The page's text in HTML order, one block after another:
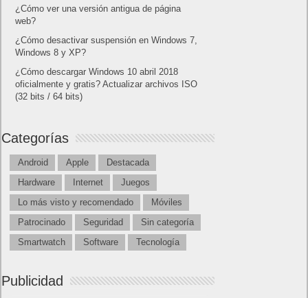
¿Cómo ver una versión antigua de página
web?
¿Cómo desactivar suspensión en Windows 7,
Windows 8 y XP?
¿Cómo descargar Windows 10 abril 2018
oficialmente y gratis? Actualizar archivos ISO
(32 bits / 64 bits)
Categorías
Android Apple
Destacada
Hardware
Internet
Juegos
Lo más visto y recomendado
Móviles
Patrocinado
Seguridad
Sin categoría
Smartwatch
Software Tecnología
Publicidad